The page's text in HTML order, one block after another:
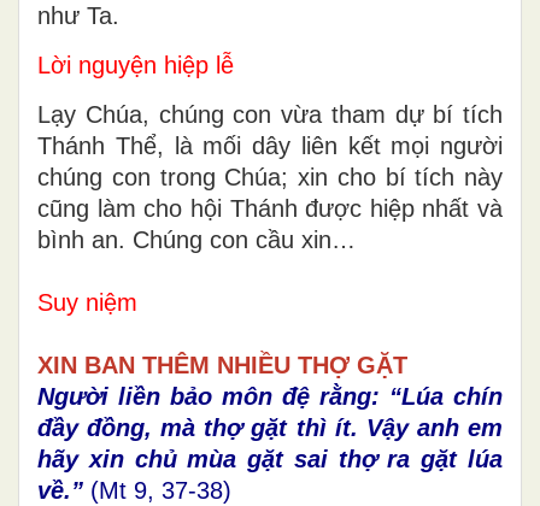
như Ta.
Lời nguyện hiệp lễ
Lạy Chúa, chúng con vừa tham dự bí tích
Thánh Thể, là mối dây liên kết mọi người
chúng con trong Chúa; xin cho bí tích này
cũng làm cho hội Thánh được hiệp nhất và
bình an. Chúng con cầu xin…
Suy niệm
XIN BAN THÊM NHIỀU THỢ GẶT
Người liền bảo môn đệ rằng: “Lúa chín
đầy đồng, mà thợ gặt thì ít. Vậy anh em
hãy xin chủ mùa gặt sai thợ ra gặt lúa
về.” (Mt 9, 37-38)